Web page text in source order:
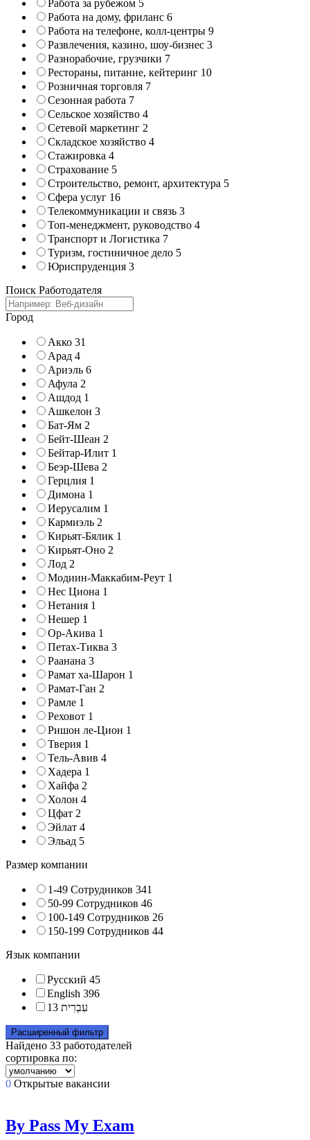
Работа за рубежом 5
Работа на дому, фриланс 6
Работа на телефоне, колл-центры 9
Развлечения, казино, шоу-бизнес 3
Разнорабочие, грузчики 7
Рестораны, питание, кейтеринг 10
Розничная торговля 7
Сезонная работа 7
Сельское хозяйство 4
Сетевой маркетинг 2
Складское хозяйство 4
Стажировка 4
Страхование 5
Строительство, ремонт, архитектура 5
Сфера услуг 16
Телекоммуникации и связь 3
Топ-менеджмент, руководство 4
Транспорт и Логистика 7
Туризм, гостиничное дело 5
Юриспруденция 3
Поиск Работодателя
Город
Акко 31
Арад 4
Ариэль 6
Афула 2
Ашдод 1
Ашкелон 3
Бат-Ям 2
Бейт-Шеан 2
Бейтар-Илит 1
Беэр-Шева 2
Герцлия 1
Димона 1
Иерусалим 1
Кармиэль 2
Кирьят-Бялик 1
Кирьят-Оно 2
Лод 2
Модиин-Маккабим-Реут 1
Нес Циона 1
Нетания 1
Нешер 1
Ор-Акива 1
Петах-Тиква 3
Раанана 3
Рамат ха-Шарон 1
Рамат-Ган 2
Рамле 1
Реховот 1
Ришон ле-Цион 1
Тверия 1
Тель-Авив 4
Хадера 1
Хайфа 2
Холон 4
Цфат 2
Эйлат 4
Эльад 5
Размер компании
1-49 Сотрудников 341
50-99 Сотрудников 46
100-149 Сотрудников 26
150-199 Сотрудников 44
Язык компании
Русский 45
English 396
עִבְרִית 13
Расширенный фильтр
Найдено 33 работодателей
сортировка по:
0 Открытые вакансии
By Pass My Exam